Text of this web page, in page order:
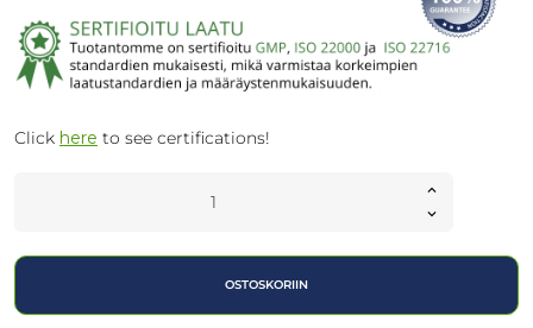
Click here to see certifications!
OSTOSKORIIN